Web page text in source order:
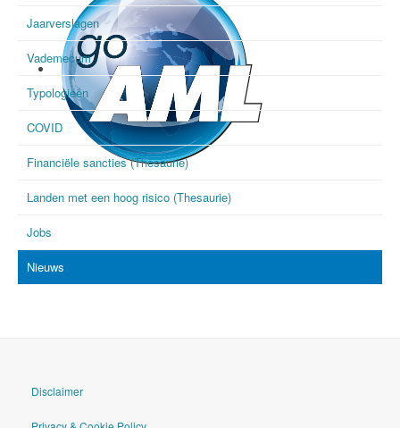
Jaarverslagen
Vademecum
Typologieën
COVID
Financiële sancties (Thesaurie)
Landen met een hoog risico (Thesaurie)
Jobs
Nieuws
Disclaimer